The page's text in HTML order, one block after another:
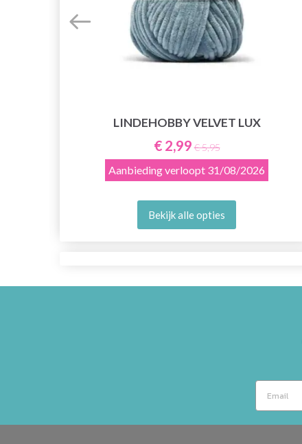
LINDEHOBBY VELVET LUX
€ 2,99 € 5,95
Aanbieding verloopt 31/08/2026
Bekijk alle opties